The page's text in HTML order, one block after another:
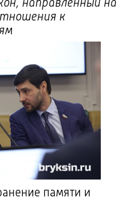
направленный на
к
памяти и